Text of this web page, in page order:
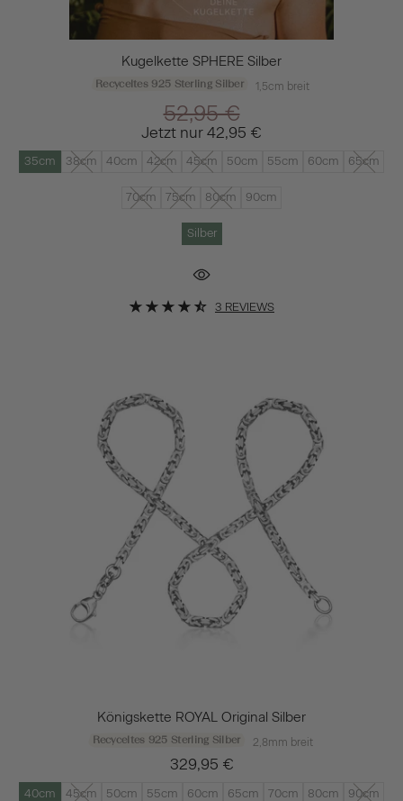
Kugelkette SPHERE Silber
Recyceltes 925 Sterling Silber 1,5cm breit
52,95 €
Jetzt nur 42,95 €
35cm 38cm 40cm 42cm 45cm 50cm 55cm 60cm 65cm
70cm 75cm 80cm 90cm
Silber
3 REVIEWS
Königskette ROYAL Original Silber
Recyceltes 925 Sterling Silber 2,8mm breit
329,95 €
40cm 45cm 50cm 55cm 60cm 65cm 70cm 80cm 90cm